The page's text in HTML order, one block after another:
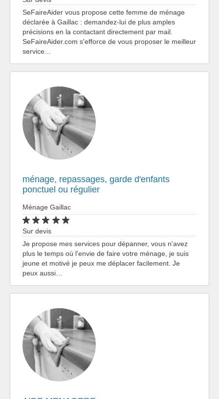
SeFaireAider vous propose cette femme de ménage
déclarée à Gaillac : demandez-lui de plus amples
précisions en la contactant directement par mail.
SeFaireAider.com s'efforce de vous proposer le meilleur
service…
ménage, repassages, garde d'enfants
ponctuel ou régulier
Ménage Gaillac
Sur devis
Je propose mes services pour dépanner, vous n'avez
plus le temps où l'envie de faire votre ménage, je suis
jeune et motivé je peux me déplacer facilement. Je
peux aussi…